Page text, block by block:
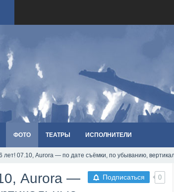
ФОТО ТЕАТРЫ ИСПОЛНИТЕЛИ
лет! 07.10, Aurora — по дате съёмки, по убыванию,
Подписаться 0
Aurora —